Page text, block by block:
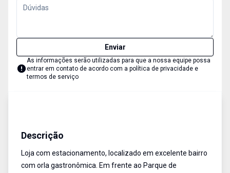
Enviar
As informações serão utilizadas para que a nossa equipe possa
entrar em contato de acordo com a política de privacidade e
termos de serviço
Descrição
Loja com estacionamento, localizado em excelente bairro
com orla gastronômica. Em frente ao Parque de